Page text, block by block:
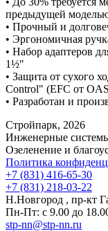
предыдущей
• Прочный и
• Эргономичная
• Набор адаптеров
1½"
• Защита от сухого
Control" (EFC от
• Разработан и
Стройпарк, 2026
Инженерные
Озеленение и
Политика
+7 (831) 416-65-30
+7 (831) 218-03-22
Н.Новгород , пр-кт
Пн-Пт: с 9.00 до
stp-nn@stp-nn.ru